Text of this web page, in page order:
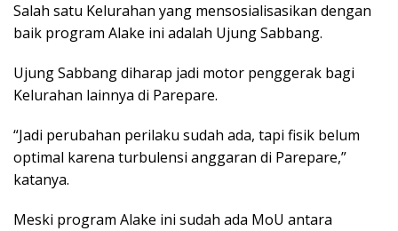
Salah satu Kelurahan yang mensosialisasikan dengan
baik program Alake ini adalah Ujung Sabbang.
Ujung Sabbang diharap jadi motor penggerak bagi
Kelurahan lainnya di Parepare.
“Jadi perubahan perilaku sudah ada, tapi fisik belum
optimal karena turbulensi anggaran di Parepare,”
katanya.
Meski program Alake ini sudah ada MoU antara